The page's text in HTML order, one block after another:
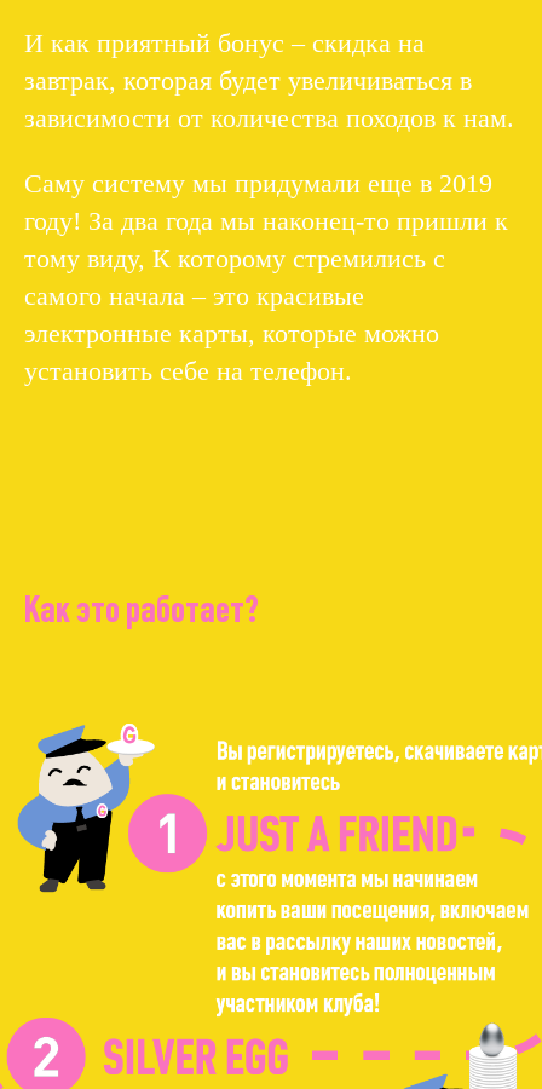
И как приятный бонус – скидка на
завтрак, которая будет увеличиваться в
зависимости от количества походов к нам.
Саму систему мы придумали еще в 2019
году! За два года мы наконец-то пришли к
тому виду, К которому стремились с
самого начала – это красивые
электронные карты, которые можно
установить себе на телефон.
Как это работает?